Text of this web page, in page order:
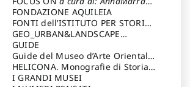
Contemporanea
FONDAZIONE AQUILEIA
FONTI dell’ISTITUTO PER STORIA
DEL RISORGIMENTO
GEO_URBAN&LANDSCAPE
PLANNING (GULP)
Trusiani Elio
GUIDE
Guide del Museo d’Arte Orientale
“Giuseppe Tucci”
HELICONA. Monografie di Storia
dell'Artea cura di: Gallo Marco
I GRANDI MUSEI